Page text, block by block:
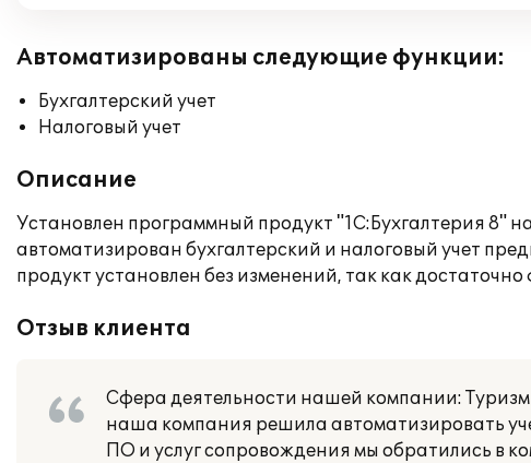
Автоматизированы следующие функции:
Бухгалтерский учет
Налоговый учет
Описание
Установлен программный продукт "1С:Бухгалтерия 8"
автоматизирован бухгалтерский и налоговый учет
продукт установлен без изменений, так как
Отзыв клиента
Сфера деятельности нашей компании: Туризм
наша компания решила автоматизировать
ПО и услуг сопровождения мы обратились в